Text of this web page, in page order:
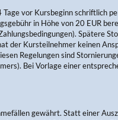
vor Kursbeginn schriftlich
in Höhe von 20 EUR
Spätere
der Kursteilnehmer keinen
Regelungen sind
Bei Vorlage einer
gewährt. Statt einer